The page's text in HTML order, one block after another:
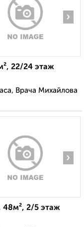
›
22/24 этаж
Врача Михайлова
›
48м², 2/5 этаж